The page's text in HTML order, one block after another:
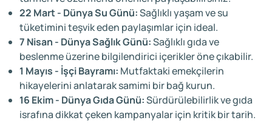
22 Mart - Dünya Su Günü:Sağlıklı yaşam ve su
tüketimini teşvik eden paylaşımlar için ideal.
7 Nisan - Dünya Sağlık Günü:Sağlıklı gıda ve
beslenme üzerine bilgilendirici içerikler öne çıkabilir.
1 Mayıs - İşçi Bayramı: Mutfaktaki emekçilerin
hikayelerini anlatarak samimi bir bağ kurun.
16 Ekim - Dünya Gıda Günü:Sürdürülebilirlik ve gıda
israfına dikkat çeken kampanyalar için kritik bir tarih.